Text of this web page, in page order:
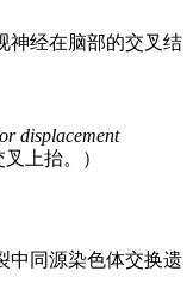
神经在脑部的交叉结
displacement
叉上抬。）
中同源染色体交换遗